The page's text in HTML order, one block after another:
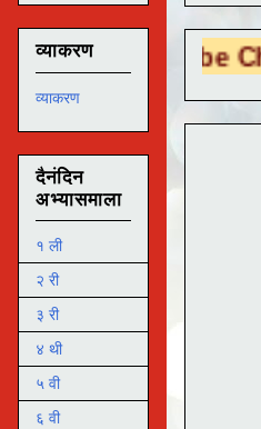
Tube Channel ला
व्याकरण
व्याकरण
दैनंदिन
अभ्यासमाला
१ ली
२ री
३ री
४ थी
५ वी
६ वी